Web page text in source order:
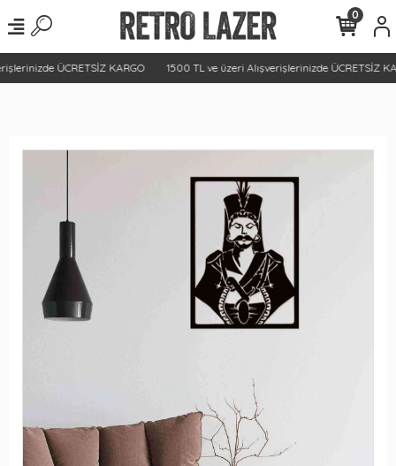
ÜCRETSİZ KARGO 1500 TL ve üzeri Alışverişlerinizde ÜCRETSİZ
0